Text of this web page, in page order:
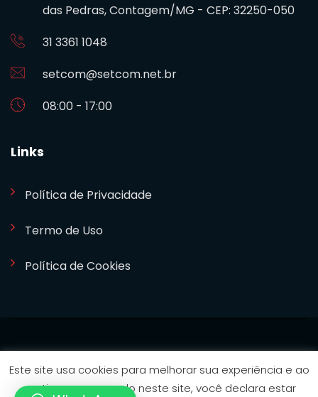
das Pedras, Contagem/MG - CEP: 32250-050
31 3361 1048
setcom@setcom.net.br
08:00 - 17:00
Links
Política de Privacidade
Termo de Uso
Política de Cookies
Este site usa cookies para melhorar sua experiência e ao
continuar navegando neste site, você declara estar